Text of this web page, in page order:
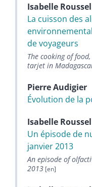
Isabelle Roussel
La cuisson des
de voyageurs
The cooking of
tarjet in
PierreAudigier
Évolution de la
Isabelle Roussel
Un épisode de
janvier 2013
An episode of
2013